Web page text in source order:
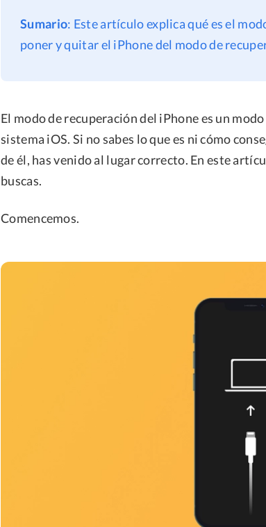
Sumario: Este artículo explica qué es el
poner y quitar el iPhone del modo de
El modo de recuperación del iPhone es un
sistema iOS. Si no sabes lo que es ni cómo
de él, has venido al lugar correcto. En este
buscas.
Comencemos.